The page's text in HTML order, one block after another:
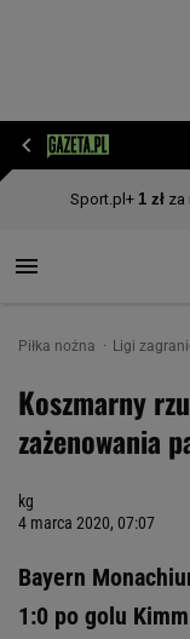
Piłka nożna Ligi
Koszmarny
zażenowania
kg
4 marca 2020, 07:07
Bayern
1:0 po golu